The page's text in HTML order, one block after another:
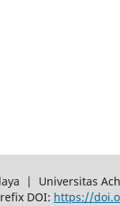
| Universitas
DOI: https://